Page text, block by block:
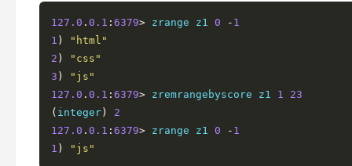
127.0 . 0.1 : 6379> zrange z1 0 - 1
1 )
"html"
2 )
"css"
3 )
"js"
127.0 . 0.1 : 6379> zremrangebyscore z1 1
23
( integer )
2
127.0 . 0.1 : 6379> zrange z1 0 - 1
1 ) "js"